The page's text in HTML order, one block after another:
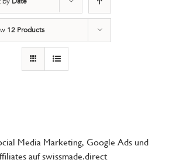
12 Products
Media Marketing, Google Ads und
auf swissmade.direct